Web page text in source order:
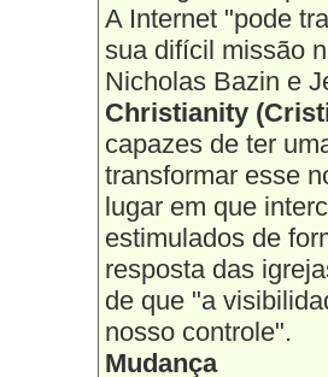
A Internet "pode
sua difícil missão
Nicholas Bazin e
Christianity
capazes de ter
transformar esse
lugar em que
estimulados de
resposta das
de que "a
nosso controle".
Mudança